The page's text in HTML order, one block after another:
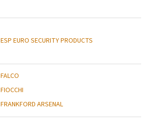
ESP EURO SECURITY PRODUCTS
FALCO
FIOCCHI
FRANKFORD ARSENAL